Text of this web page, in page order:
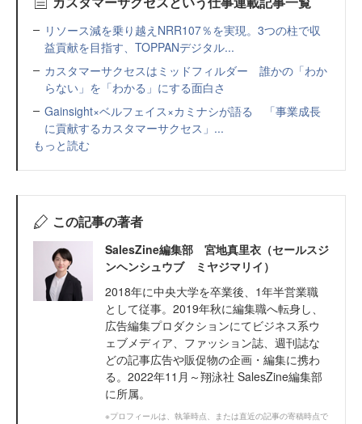
リソース減を乗り越えNRR107％を実現。3つの柱で収
益貢献を目指す、TOPPANデジタル...
カスタマーサクセスはミッドフィルダー 誰かの「わか
らない」を「わかる」にする面白さ
Gainsight×ベルフェイス×カミナシが語る 「事業成長
に貢献するカスタマーサクセス」...
もっと読む
この記事の著者
SalesZine編集部 宮地真里衣（セールスジ
ンヘンシュウブ ミヤジマリイ）
2018年に中央大学を卒業後、1年半営業職
として従事。2019年秋に編集職へ転身し、
広告編集プロダクションにてビジネス系ウ
ェブメディア、ファッション誌、週刊誌な
どの記事広告や販促物の企画・編集に携わ
る。2022年11月～翔泳社 SalesZine編集部
に所属。
※プロフィールは、執筆時点、または直近の記事の寄稿時点で